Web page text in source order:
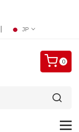
| JP
0